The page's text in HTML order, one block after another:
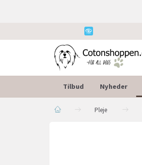
Tilbud Nyheder
Pleje